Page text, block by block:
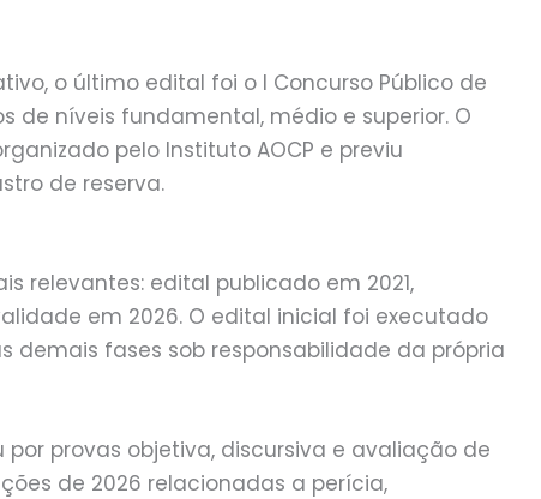
o último edital foi o I Concurso Público de
de níveis fundamental, médio e superior. O
pelo Instituto AOCP e previu
de reserva.
relevantes: edital publicado em 2021,
em 2026. O edital inicial foi executado
demais fases sob responsabilidade da própria
por provas objetiva, discursiva e avaliação de
de 2026 relacionadas a perícia,